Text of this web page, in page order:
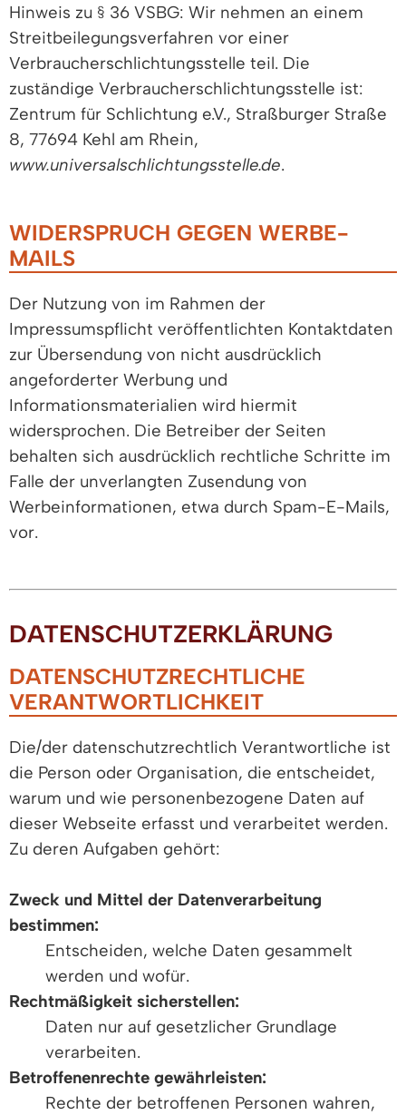
Hinweis zu § 36 VSBG: Wir nehmen an einem
Streitbeilegungsverfahren vor einer
Verbraucherschlichtungsstelle teil. Die
zuständige Verbraucherschlichtungsstelle ist:
Zentrum für Schlichtung e.V., Straßburger Straße
8, 77694 Kehl am Rhein,
www.universalschlichtungsstelle.de.
WIDERSPRUCH GEGEN WERBE-
MAILS
Der Nutzung von im Rahmen der
Impressumspflicht veröffentlichten Kontaktdaten
zur Übersendung von nicht ausdrücklich
angeforderter Werbung und
Informationsmaterialien wird hiermit
widersprochen. Die Betreiber der Seiten
behalten sich ausdrücklich rechtliche Schritte im
Falle der unverlangten Zusendung von
Werbeinformationen, etwa durch Spam-E-Mails,
vor.
DATENSCHUTZERKLÄRUNG
DATENSCHUTZRECHTLICHE
VERANTWORTLICHKEIT
Die/der datenschutzrechtlich Verantwortliche ist
die Person oder Organisation, die entscheidet,
warum und wie personenbezogene Daten auf
dieser Webseite erfasst und verarbeitet werden.
Zu deren Aufgaben gehört:
Zweck und Mittel der Datenverarbeitung
bestimmen:
Entscheiden, welche Daten gesammelt
werden und wofür.
Rechtmäßigkeit sicherstellen:
Daten nur auf gesetzlicher Grundlage
verarbeiten.
Betroffenenrechte gewährleisten:
Rechte der betroffenen Personen wahren,